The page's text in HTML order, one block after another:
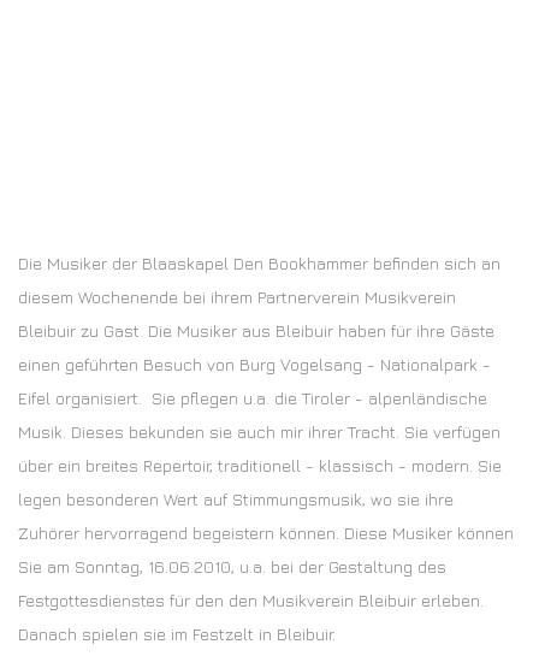
Die Musiker der Blaaskapel Den Bookhammer befinden sich an
diesem Wochenende bei ihrem Partnerverein Musikverein
Bleibuir zu Gast. Die Musiker aus Bleibuir haben für ihre Gäste
einen geführten Besuch von Burg Vogelsang - Nationalpark -
Eifel organisiert. Sie pflegen u.a. die Tiroler - alpenländische
Musik. Dieses bekunden sie auch mir ihrer Tracht. Sie verfügen
über ein breites Repertoir, traditionell - klassisch - modern. Sie
legen besonderen Wert auf Stimmungsmusik, wo sie ihre
Zuhörer hervorragend begeistern können. Diese Musiker können
Sie am Sonntag, 16.06.2010, u.a. bei der Gestaltung des
Festgottesdienstes für den den Musikverein Bleibuir erleben.
Danach spielen sie im Festzelt in Bleibuir.